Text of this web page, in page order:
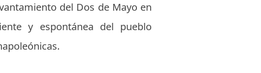
del Dos de Mayo en
y espontánea del pueblo